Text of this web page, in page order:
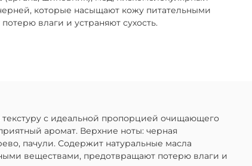
которые насыщают кожу питательными
влаги и устраняют сухость.
с идеальной пропорцией очищающего
аромат. Верхние ноты: черная
пачули. Содержит натуральные масла
веществами, предотвращают потерю влаги и